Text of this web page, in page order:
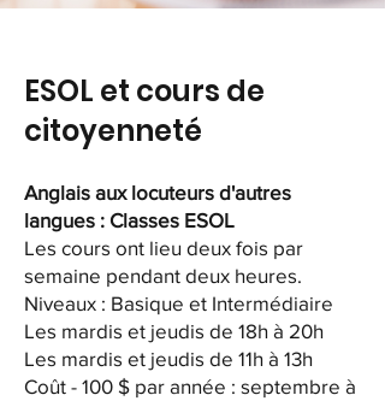
ESOL et cours de
citoyenneté
Anglais aux locuteurs d'autres
langues : Classes ESOL
Les cours ont lieu deux fois par
semaine pendant deux heures.
Niveaux : Basique et Intermédiaire
Les mardis et jeudis de 18h à 20h
Les mardis et jeudis de 11h à 13h
Coût - 100 $ par année : septembre à